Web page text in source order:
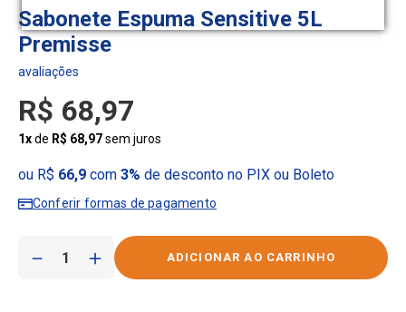
Sabonete Espuma Sensitive 5L
Premisse
R$ 68,97
1xde R$ 68,97sem juros
ou R$ 66,9com 3% de desconto no PIX ou Boleto
Conferir formas de pagamento
＋
－